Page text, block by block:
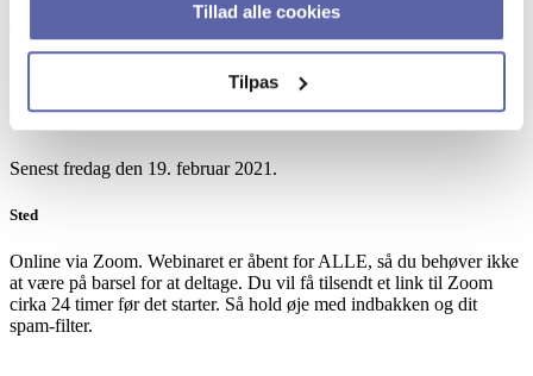
Tillad alle cookies
Tilpas
Foredraget bliver afholdt på dansk.
Tilmelding
Senest fredag den 19. februar 2021.
Sted
Online via Zoom. Webinaret er åbent for ALLE, så du behøver ikke
at være på barsel for at deltage. Du vil få tilsendt et link til Zoom
cirka 24 timer før det starter. Så hold øje med indbakken og dit
spam-filter.